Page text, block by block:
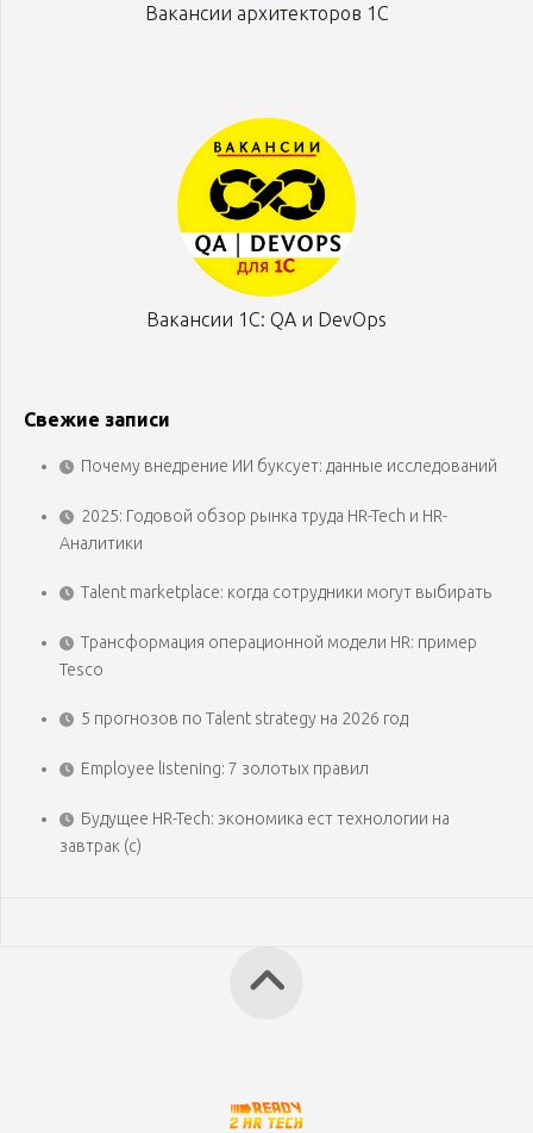
Вакансии архитекторов 1С
Вакансии 1С: QA и DevOps
Свежие записи
Почему внедрение ИИ буксует: данные исследований
2025: Годовой обзор рынка труда HR-Tech и HR-
Аналитики
Talent marketplace: когда сотрудники могут выбирать
Трансформация операционной модели HR: пример
Tesco
5 прогнозов по Talent strategy на 2026 год
Employee listening: 7 золотых правил
Будущее HR-Tech: экономика ест технологии на
завтрак (с)